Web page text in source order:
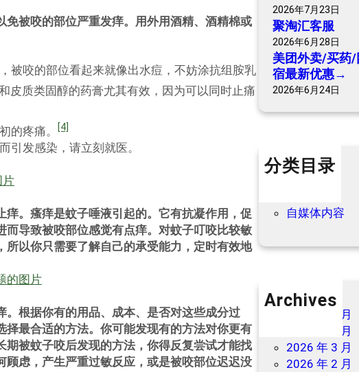
被咬的部位严重发痒。用外用酒精、酒精棉或
被咬的部位看起来就像出水痘，不妨涂抗组胺乳
皮质类固醇的药膏尤其有效，因为可以同时止痛
的疼痛。 [4]
引发感染，请立刻就医。
。瘙痒是蚊子唾液引起的。它有抗凝作用，促
导致被咬部位感觉有点痒。对蚊子叮咬比较敏
以你只需要了解自己的承受能力，定时有效地
根据你有的用品、成本、是否对这些成分过
最合适的方法。你可能发现有的方法对你更有
被蚊子咬后发现的方法，你得反复尝试才能找
虑，产生严重过敏反应，或是被咬部位迟迟没
2026年7月23日
聚淘汇客服
2026年6月28日
美团外卖/买药
宿最新优惠→
2026年6月24日
分类目录
自媒体内容
Archives
2026 年 7 月
2026 年 6 月
2026 年 3 月
2026 年 2 月